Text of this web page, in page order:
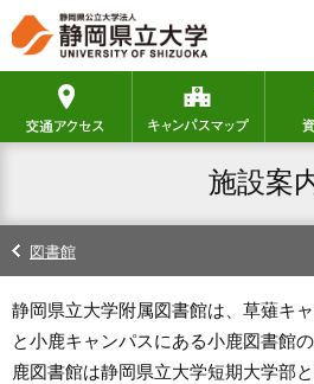
ロ
ー
ナ
ー
シ
ン
へ
文
へ
ー
カ
ビ
シ
ョ
へ
ッ
タ
交通アクセス キャ
施設案
図書館
静岡県立大学附属図書館は、草薙キ
と小鹿キャンパスにある小鹿図書館
鹿図書館は静岡県立大学短期大学部